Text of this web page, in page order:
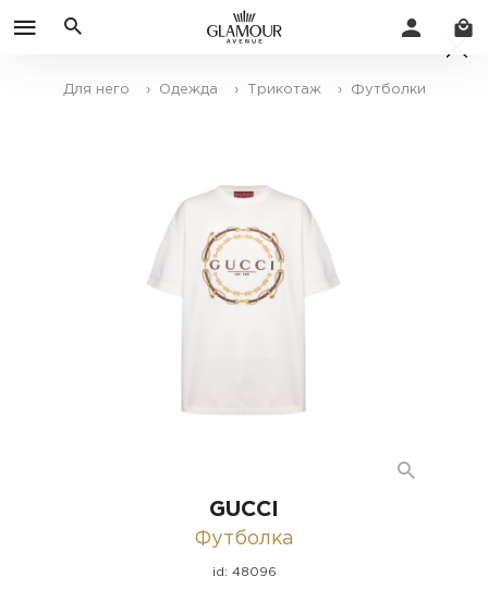
Для него › Одежда › Трикотаж › Футболки
GUCCI
Футболка
id: 48096